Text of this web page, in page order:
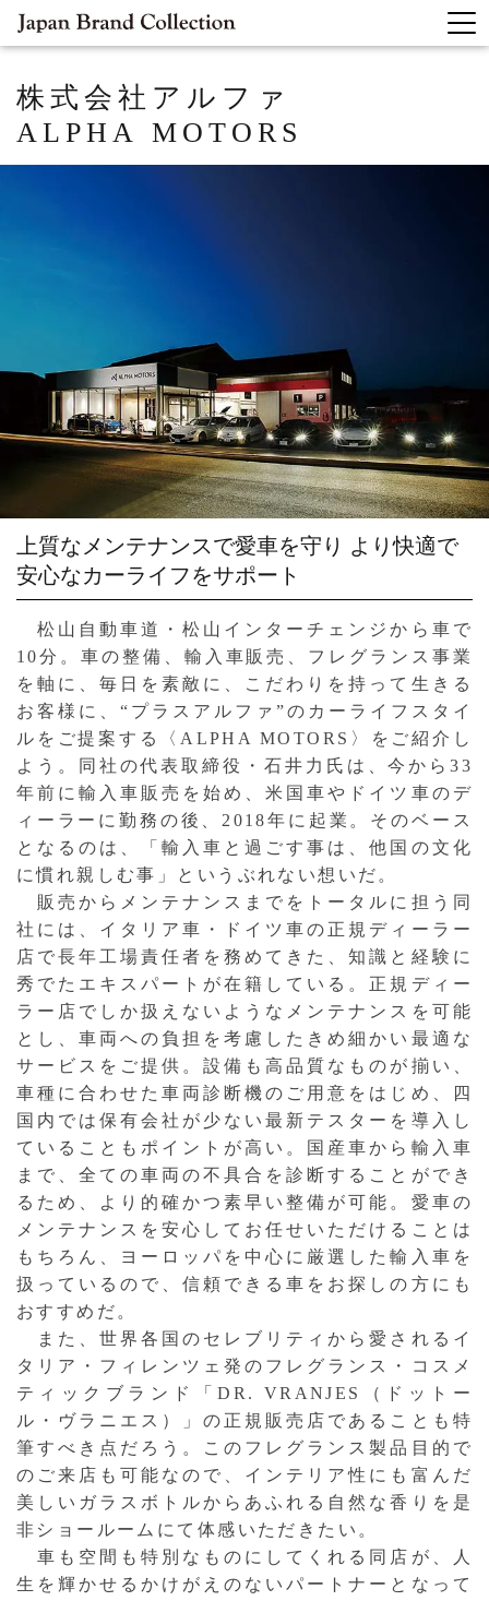
株式会社アルファ
ALPHA MOTORS
上質なメンテナンスで愛車を守り より快適で
安心なカーライフをサポート
松山自動車道・松山インターチェンジから車で
10分。車の整備、輸入車販売、フレグランス事業
を軸に、毎日を素敵に、こだわりを持って生きる
お客様に、“プラスアルファ”のカーライフスタイ
ルをご提案する〈ALPHA MOTORS〉をご紹介し
よう。同社の代表取締役・石井力氏は、今から33
年前に輸入車販売を始め、米国車やドイツ車のデ
ィーラーに勤務の後、2018年に起業。そのベース
となるのは、「輸入車と過ごす事は、他国の文化
に慣れ親しむ事」というぶれない想いだ。
販売からメンテナンスまでをトータルに担う同
社には、イタリア車・ドイツ車の正規ディーラー
店で長年工場責任者を務めてきた、知識と経験に
秀でたエキスパートが在籍している。正規ディー
ラー店でしか扱えないようなメンテナンスを可能
とし、車両への負担を考慮したきめ細かい最適な
サービスをご提供。設備も高品質なものが揃い、
車種に合わせた車両診断機のご用意をはじめ、四
国内では保有会社が少ない最新テスターを導入し
ていることもポイントが高い。国産車から輸入車
まで、全ての車両の不具合を診断することができ
るため、より的確かつ素早い整備が可能。愛車の
メンテナンスを安心してお任せいただけることは
もちろん、ヨーロッパを中心に厳選した輸入車を
扱っているので、信頼できる車をお探しの方にも
おすすめだ。
また、世界各国のセレブリティから愛されるイ
タリア・フィレンツェ発のフレグランス・コスメ
ティックブランド「DR. VRANJES（ドットー
ル・ヴラニエス）」の正規販売店であることも特
筆すべき点だろう。このフレグランス製品目的で
のご来店も可能なので、インテリア性にも富んだ
美しいガラスボトルからあふれる自然な香りを是
非ショールームにて体感いただきたい。
車も空間も特別なものにしてくれる同店が、人
生を輝かせるかけがえのないパートナーとなって